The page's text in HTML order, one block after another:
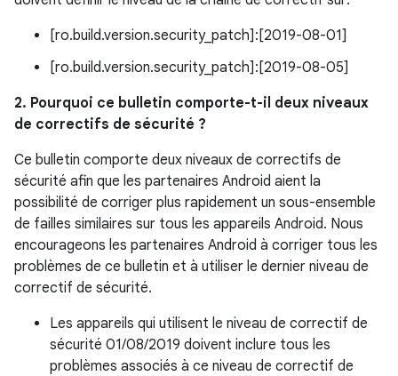
[ro.build.version.security_patch]:[2019-08-01]
[ro.build.version.security_patch]:[2019-08-05]
2. Pourquoi ce bulletin comporte-t-il deux niveaux
de correctifs de sécurité ?
Ce bulletin comporte deux niveaux de correctifs de
sécurité afin que les partenaires Android aient la
possibilité de corriger plus rapidement un sous-ensemble
de failles similaires sur tous les appareils Android. Nous
encourageons les partenaires Android à corriger tous les
problèmes de ce bulletin et à utiliser le dernier niveau de
correctif de sécurité.
Les appareils qui utilisent le niveau de correctif de
sécurité 01/08/2019 doivent inclure tous les
problèmes associés à ce niveau de correctif de